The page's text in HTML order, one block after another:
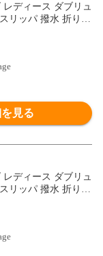
ディース ダブリュ
リッパ 撥水 折り畳
シューズ 室内履き
ONDOO トラベル
見る
ディース ダブリュ
リッパ 撥水 折り畳
シューズ 室内履き
ONDOO トラベル